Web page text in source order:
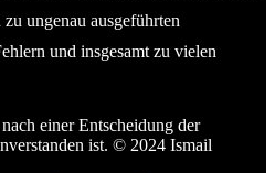
ungenau ausgeführten
und insgesamt zu vielen